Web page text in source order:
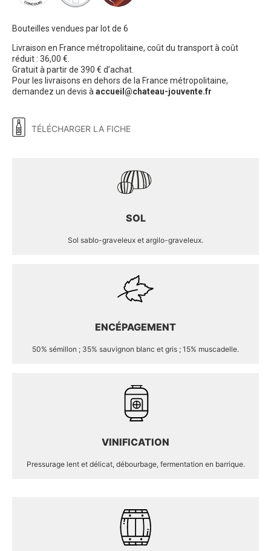
Bouteilles vendues par lot de 6
Livraison en France métropolitaine, coût du transport à coût
réduit : 36,00 €.
Gratuit à partir de 390 € d’achat.
Pour les livraisons en dehors de la France métropolitaine,
demandez un devis à accueil@chateau-jouvente.fr
TÉLÉCHARGER LA FICHE
SOL
Sol sablo-graveleux et argilo-graveleux.
ENCÉPAGEMENT
50% sémillon ; 35% sauvignon blanc et gris ; 15% muscadelle.
VINIFICATION
Pressurage lent et délicat, débourbage, fermentation en barrique.